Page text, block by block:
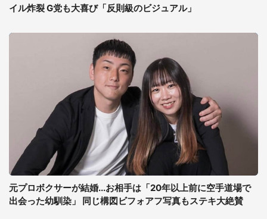
イル炸裂 G党も大喜び「反則級のビジュアル」
元プロボクサーが結婚...お相手は「20年以上前に空手道場で
出会った幼馴染」 同じ構図ビフォアフ写真もステキ大絶賛